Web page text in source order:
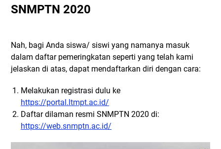
SNMPTN 2020
Nah, bagi Anda siswa/ siswi yang namanya masuk
dalam daftar pemeringkatan seperti yang telah kami
jelaskan di atas, dapat mendaftarkan diri dengan cara:
Melakukan registrasi dulu ke
https://portal.ltmpt.ac.id/
Daftar dilaman resmi SNMPTN 2020 di:
https://web.snmptn.ac.id/